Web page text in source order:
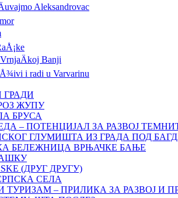
Aleksandrovac
Banji
Å¾ivi i radi u Varvarinu
ГРАДИ
ЖУПУ
БРУСА
– ПОТЕНЦИЈАЛ ЗА РАЗВОЈ
ГЛУМИШТА ИЗ ГРАДА ПОД
БЕЛЕЖНИЦА ВРЊАЧКЕ БАЊЕ
(ДРУГ ДРУГУ)
СЕЛА
ТУРИЗАМ – ПРИЛИКА ЗА РАЗВОЈ И